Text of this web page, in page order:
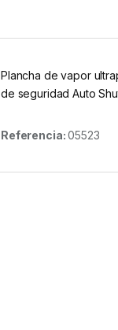
Plancha de vapor
de seguridad Auto
Referencia:05523